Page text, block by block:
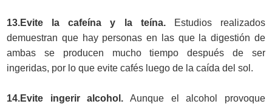
13.Evite la cafeína y la teína.
Estudios realizados
demuestran que hay personas en las que la digestión de
ambas se producen mucho tiempo después de ser
ingeridas, por lo que evite cafés luego de la caída del sol.
14.Evite ingerir alcohol. Aunque el alcohol provoque